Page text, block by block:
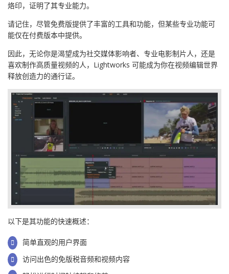
烙印，证明了其专业能力。
请记住，尽管免费版提供了丰富的工具和功能，但某些专业功能可
能仅在付费版本中提供。
因此，无论你是渴望成为社交媒体影响者、专业电影制片人，还是
喜欢制作高质量视频的人，Lightworks 可能成为你在视频编辑世界
释放创造力的通行证。
以下是其功能的快速概述：
简单直观的用户界面
访问出色的免版税音频和视频内容